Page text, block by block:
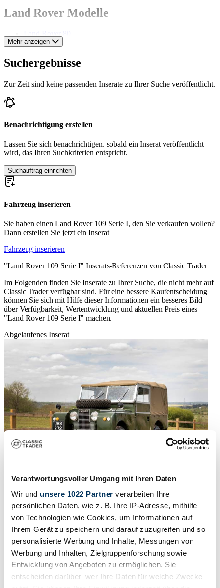
Verantwortungsvoller Umgang mit Ihren Daten
Wir und unsere 1022 Partner verarbeiten Ihre
persönlichen Daten, wie z. B. Ihre IP-Adresse, mithilfe
von Technologien wie Cookies, um Informationen auf
Ihrem Gerät zu speichern und darauf zuzugreifen und so
personalisierte Werbung und Inhalte, Messungen von
Werbung und Inhalten, Zielgruppenforschung sowie
Entwicklung von Angeboten zu ermöglichen. Sie
entscheiden darüber, wer Ihre Daten für welche Zwecke
Land Rover Modelle
Land Rover 86
Land Rover Defender
Land Rover Discovery
Land Rover Range Rover
Mehr anzeigen
Suchergebnisse
Zur Zeit sind keine passenden Inserate zu Ihrer Suche veröffentlicht.
Benachrichtigung erstellen
Lassen Sie sich benachrichtigen, sobald ein Inserat veröffentlicht
wird, das Ihren Suchkriterien entspricht.
Suchauftrag einrichten
Fahrzeug inserieren
Sie haben einen Land Rover 109 Serie I, den Sie verkaufen wollen?
Dann erstellen Sie jetzt ein Inserat.
Fahrzeug inserieren
"Land Rover 109 Serie I" Inserats-Referenzen von Classic Trader
Im Folgenden finden Sie Inserate zu Ihrer Suche, die nicht mehr auf
Classic Trader verfügbar sind. Für eine bessere Kaufentscheidung
können Sie sich mit Hilfe dieser Informationen ein besseres Bild
über Verfügbarkeit, Wertentwicklung und aktuellen Preis eines
"Land Rover 109 Serie I" machen.
Abgelaufenes Inserat
1957 | Land Rover 109
Land Rover Series I
Preis auf Anfrage
vor 4 Jahren